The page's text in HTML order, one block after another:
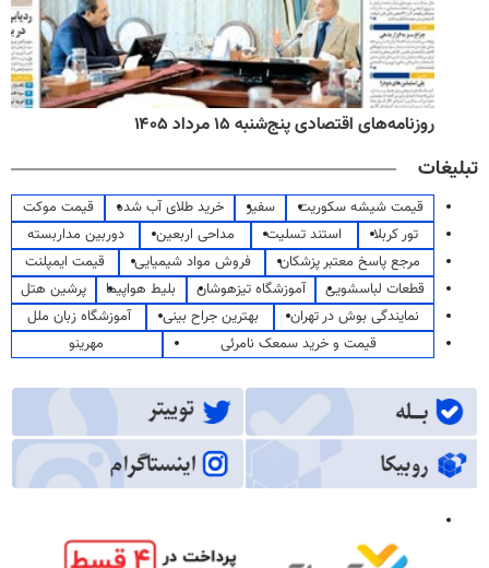
روزنامه‌های اقتصادی پنج‌شنبه ۱۵ مرداد ۱۴۰۵
تبلیغات
قیمت شیشه سکوریت سفیر خرید طلای آب شده
قیمت موکت
تور کربلا
استند تسلیت مداحی اربعین
دوربین مداربسته
مرجع پاسخ معتبر پزشکان
فروش مواد شیمیایی
قیمت ایمپلنت
قطعات لباسشویی
آموزشگاه تیزهوشان بلیط هواپیما
پرشین هتل
نمایندگی بوش در تهران
بهترین جراح بینی
آموزشگاه زبان ملل
قیمت و خرید سمعک نامرئی
مهرینو